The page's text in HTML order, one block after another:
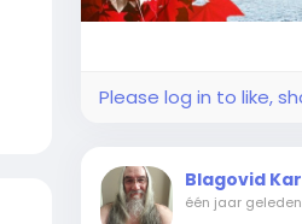
Please log in to like,
Blagovid
één jaar geleden